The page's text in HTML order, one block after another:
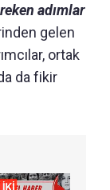
adımlar
gelen
ortak
da fikir